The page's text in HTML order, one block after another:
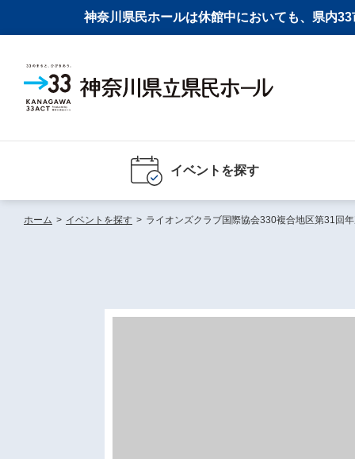
神奈川県民ホールは休館中においても、県内
イベントを探す
ホーム > イベントを探す > ライオンズクラブ国際協会330複合地区第31回